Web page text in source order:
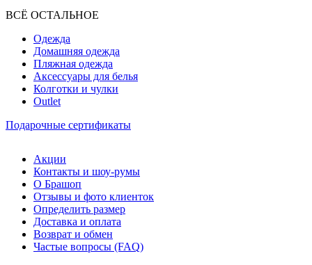
ВCЁ ОСТАЛЬНОЕ
Одежда
Домашняя одежда
Пляжная одежда
Аксессуары для белья
Колготки и чулки
Outlet
Подарочные сертификаты
Акции
Контакты и шоу-румы
О Брашоп
Отзывы и фото клиенток
Определить размер
Доставка и оплата
Возврат и обмен
Частые вопросы (FAQ)